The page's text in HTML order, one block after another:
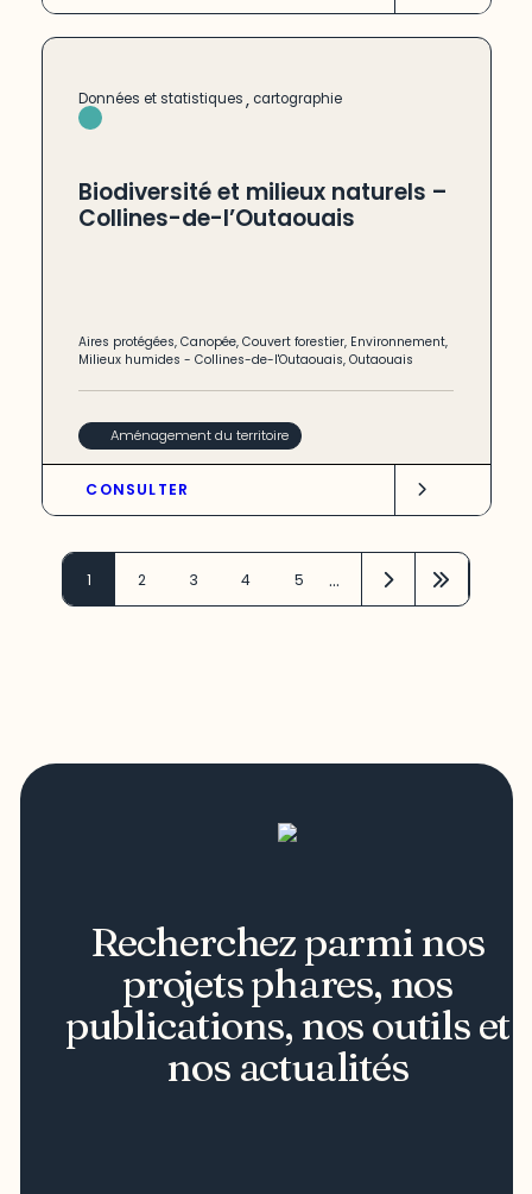
Données et statistiques, cartographie
Biodiversité et milieux naturels –
Collines-de-l’Outaouais
Aires protégées,Canopée,Couvert forestier, Environnement,
Milieux humides -Collines-de-l'Outaouais,Outaouais
Aménagement du territoire
CONSULTER
1 2 3 4 5 …
Recherchez parmi nos
projets phares, nos
publications, nos outils et
nos actualités